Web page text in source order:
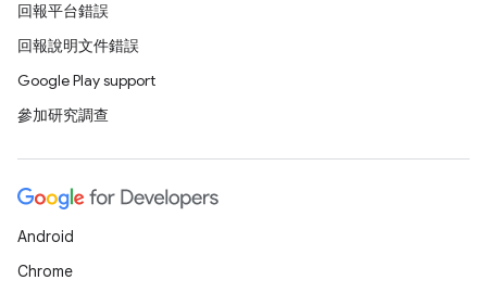
回報平台錯誤
回報說明文件錯誤
Google Play support
參加研究調查
Android
Chrome